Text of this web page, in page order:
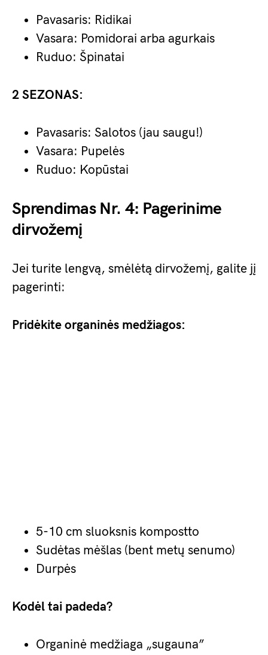
Pavasaris: Ridikai
Vasara: Pomidorai arba agurkais
Ruduo: Špinatai
2 SEZONAS:
Pavasaris: Salotos (jau saugu!)
Vasara: Pupelės
Ruduo: Kopūstai
Sprendimas Nr. 4: Pagerinime
dirvožemį
Jei turite lengvą, smėlėtą dirvožemį, galite jį
pagerinti:
Pridėkite organinės medžiagos:
5-10 cm sluoksnis kompostto
Sudėtas mėšlas (bent metų senumo)
Durpės
Kodėl tai padeda?
Organinė medžiaga „sugauna”